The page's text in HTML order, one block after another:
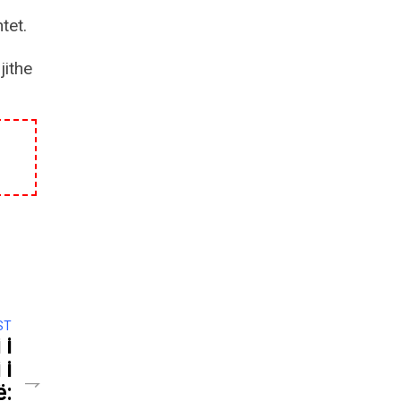
i
i